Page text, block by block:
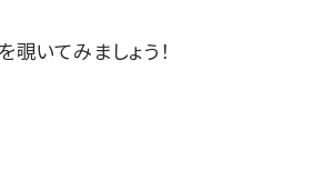
覗いてみましょう！